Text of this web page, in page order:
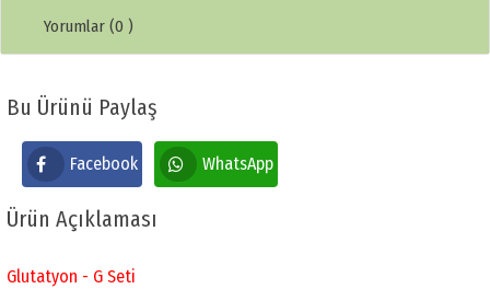
Yorumlar (0 )
Bu Ürünü Paylaş
Facebook WhatsApp
Ürün Açıklaması
Glutatyon - G Seti